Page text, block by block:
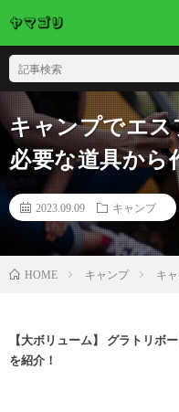
キャンプでエス
必要な道具から
2023.09.09 キャンプ
HOME キャンプ キ
【大ボリューム】 グラトリボ
を紹介！